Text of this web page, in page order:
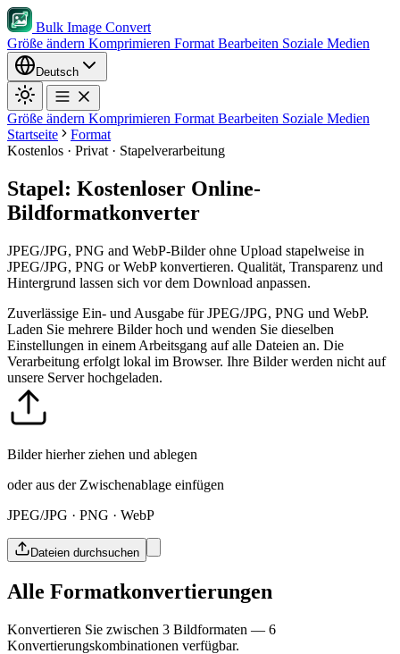
Bulk Image Convert
Größe ändern Komprimieren Format Bearbeiten Soziale Medien
Deutsch
Größe ändern Komprimieren Format Bearbeiten Soziale Medien
Startseite
Format
Kostenlos · Privat · Stapelverarbeitung
Stapel: Kostenloser Online-
Bildformatkonverter
JPEG/JPG, PNG and WebP-Bilder ohne Upload stapelweise in
JPEG/JPG, PNG or WebP konvertieren. Qualität, Transparenz und
Hintergrund lassen sich vor dem Download anpassen.
Zuverlässige Ein- und Ausgabe für JPEG/JPG, PNG und WebP.
Laden Sie mehrere Bilder hoch und wenden Sie dieselben
Einstellungen in einem Arbeitsgang auf alle Dateien an. Die
Verarbeitung erfolgt lokal im Browser. Ihre Bilder werden nicht auf
unsere Server hochgeladen.
Bilder hierher ziehen und ablegen
oder aus der Zwischenablage einfügen
JPEG/JPG · PNG · WebP
Dateien durchsuchen
Alle Formatkonvertierungen
Konvertieren Sie zwischen 3 Bildformaten — 6
Konvertierungskombinationen verfügbar.